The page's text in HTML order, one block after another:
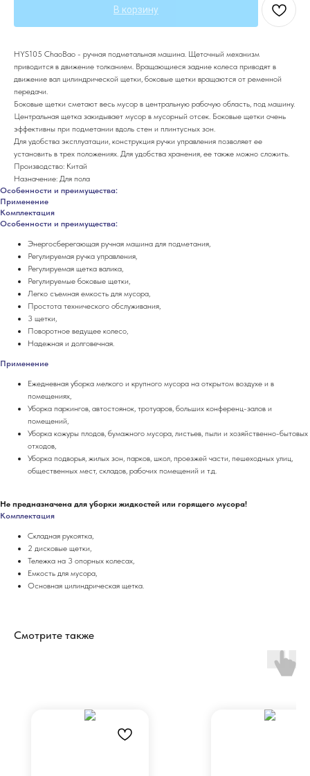
В корзину
HYS105 ChaoBao - ручная подметальная машина. Щеточный механизм
приводится в движение толканием. Вращающиеся задние колеса приводят в
движение вал цилиндрической щетки, боковые щетки вращаются от ременной
передачи.
Боковые щетки сметают весь мусор в центральную рабочую область, под машину.
Центральная щетка закидывает мусор в мусорный отсек. Боковые щетки очень
эффективны при подметании вдоль стен и плинтусных зон.
Для удобства эксплуатации, конструкция ручки управления позволяет ее
установить в трех положениях. Для удобства хранения, ее также можно сложить.
Производство: Китай
Назначение: Для пола
Особенности и преимущества:
Применение
Комплектация
Особенности и преимущества:
Энергосберегающая ручная машина для подметания,
Регулируемая ручка управления,
Регулируемая щетка валика,
Регулируемые боковые щетки,
Легко съемная емкость для мусора,
Простота технического обслуживания,
3 щетки,
Поворотное ведущее колесо,
Надежная и долговечная.
Применение
Ежедневная уборка мелкого и крупного мусора на открытом воздухе и в
помещениях,
Уборка паркингов, автостоянок, тротуаров, больших конференц-залов и
помещений,
Уборка кожуры плодов, бумажного мусора, листьев, пыли и хозяйственно-бытовых
отходов,
Уборка подворья, жилых зон, парков, школ, проезжей части, пешеходных улиц,
общественных мест, складов, рабочих помещений и т.д.
Не предназначена для уборки жидкостей или горящего мусора!
Комплектация
Складная рукоятка,
2 дисковые щетки,
Тележка на 3 опорных колесах,
Емкость для мусора,
Основная цилиндрическая щетка.
Смотрите также